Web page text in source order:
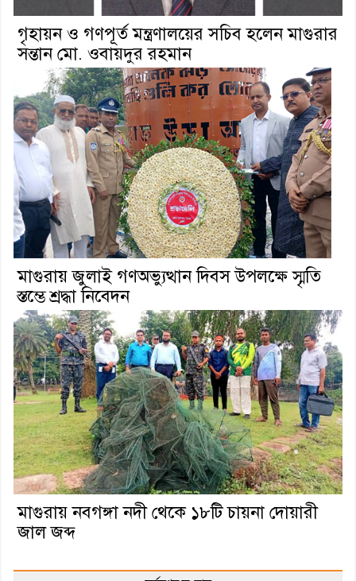
গৃহায়ন ও গণপূর্ত মন্ত্রণালয়ের সচিব হলেন মাগুরার
সন্তান মো. ওবায়দুর রহমান
মাগুরায় জুলাই গণঅভ্যুত্থান দিবস উপলক্ষে স্মৃতি
স্তম্ভে শ্রদ্ধা নিবেদন
মাগুরায় নবগঙ্গা নদী থেকে ১৮টি চায়না দোয়ারী
জাল জব্দ